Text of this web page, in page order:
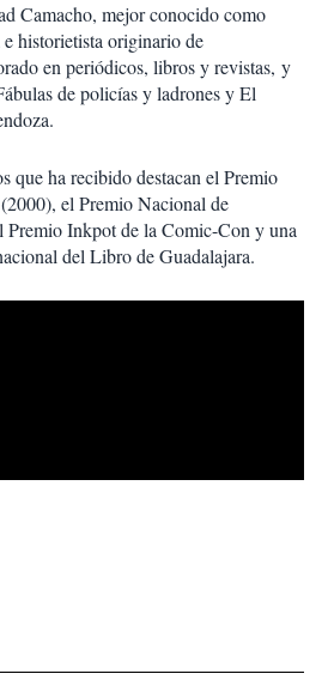
Camacho, mejor conocido como
historietista originario de
en periódicos, libros y revistas, y
de policías y ladrones y El
que ha recibido destacan el Premio
el Premio Nacional de
Inkpot de la Comic-Con y una
del Libro de Guadalajara.